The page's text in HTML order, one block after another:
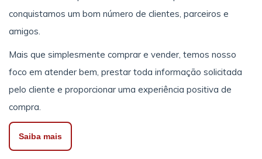
conquistamos um bom número de clientes, parceiros e
amigos.
Mais que simplesmente comprar e vender, temos nosso
foco em atender bem, prestar toda informação solicitada
pelo cliente e proporcionar uma experiência positiva de
compra.
Saiba mais